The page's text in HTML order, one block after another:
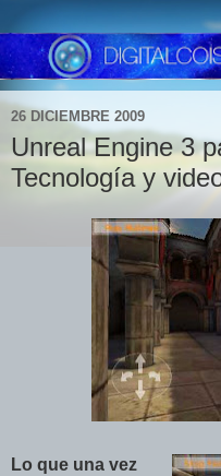
26 DICIEMBRE 2009
Unreal Engine 3
Tecnología y
Lo que una vez